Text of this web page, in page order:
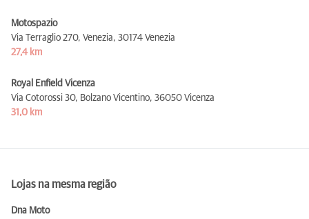
Motospazio
Via Terraglio 270, Venezia, 30174 Venezia
27,4 km
Royal Enfield Vicenza
Via Cotorossi 30, Bolzano Vicentino, 36050 Vicenza
31,0 km
Lojas na mesma região
Dna Moto